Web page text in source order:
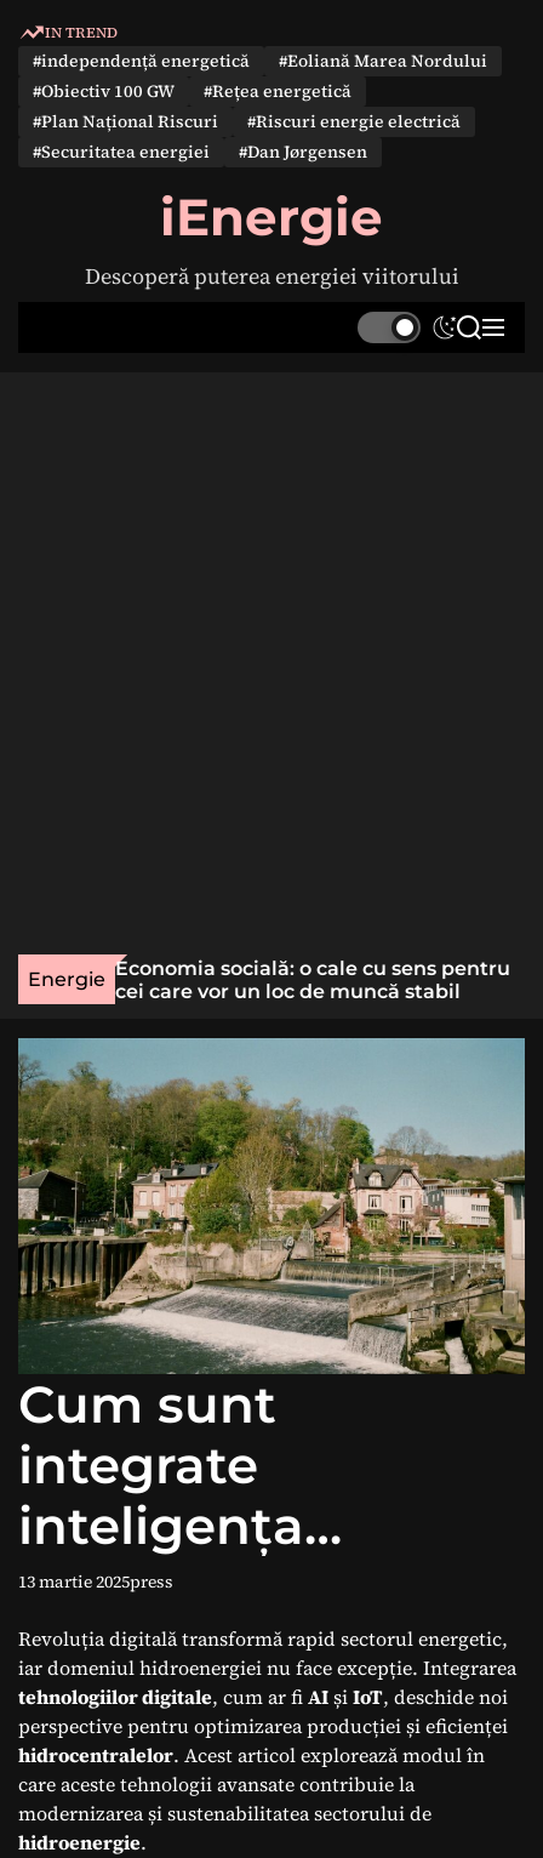
IN TREND
#independență energetică
#Eoliană Marea Nordului
#Obiectiv 100 GW
#Rețea energetică
#Plan Național Riscuri
#Riscuri energie electrică
#Securitatea energiei
#Dan Jørgensen
iEnergie
Descoperă puterea energiei viitorului
S
S M
Energie
rară
Economia socială: o cale cu sens pentru
cei care vor un loc de muncă stabil
Cum sunt
integrate
inteligența
artificială și IoT în
hidroenergie?
13 martie 2025press
Revoluția digitală transformă rapid sectorul energetic,
iar domeniul hidroenergiei nu face excepție. Integrarea
tehnologiilor digitale, cum ar fiAIșiIoT, deschide noi
perspective pentru optimizarea producției și eficienței
hidrocentralelor. Acest articol explorează modul în
care aceste tehnologii avansate contribuie la
modernizarea și sustenabilitatea sectorului de
hidroenergie.